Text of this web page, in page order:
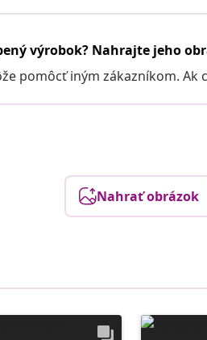
výrobok? Nahrajte jeho
pomôcť iným zákazníkom. Ak
Nahrať obrázok